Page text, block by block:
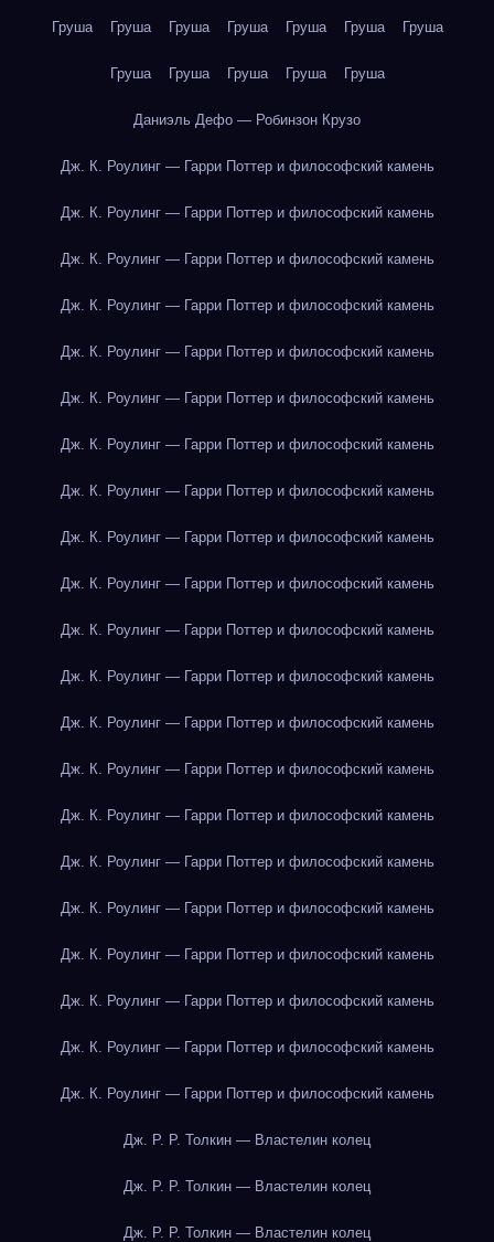
Груша Груша Груша Груша Груша Груша Груша
Груша Груша Груша Груша Груша
Даниэль Дефо — Робинзон Крузо
Дж. К. Роулинг — Гарри Поттер и философский камень
Дж. К. Роулинг — Гарри Поттер и философский камень
Дж. К. Роулинг — Гарри Поттер и философский камень
Дж. К. Роулинг — Гарри Поттер и философский камень
Дж. К. Роулинг — Гарри Поттер и философский камень
Дж. К. Роулинг — Гарри Поттер и философский камень
Дж. К. Роулинг — Гарри Поттер и философский камень
Дж. К. Роулинг — Гарри Поттер и философский камень
Дж. К. Роулинг — Гарри Поттер и философский камень
Дж. К. Роулинг — Гарри Поттер и философский камень
Дж. К. Роулинг — Гарри Поттер и философский камень
Дж. К. Роулинг — Гарри Поттер и философский камень
Дж. К. Роулинг — Гарри Поттер и философский камень
Дж. К. Роулинг — Гарри Поттер и философский камень
Дж. К. Роулинг — Гарри Поттер и философский камень
Дж. К. Роулинг — Гарри Поттер и философский камень
Дж. К. Роулинг — Гарри Поттер и философский камень
Дж. К. Роулинг — Гарри Поттер и философский камень
Дж. К. Роулинг — Гарри Поттер и философский камень
Дж. К. Роулинг — Гарри Поттер и философский камень
Дж. К. Роулинг — Гарри Поттер и философский камень
Дж. Р. Р. Толкин — Властелин колец
Дж. Р. Р. Толкин — Властелин колец
Дж. Р. Р. Толкин — Властелин колец